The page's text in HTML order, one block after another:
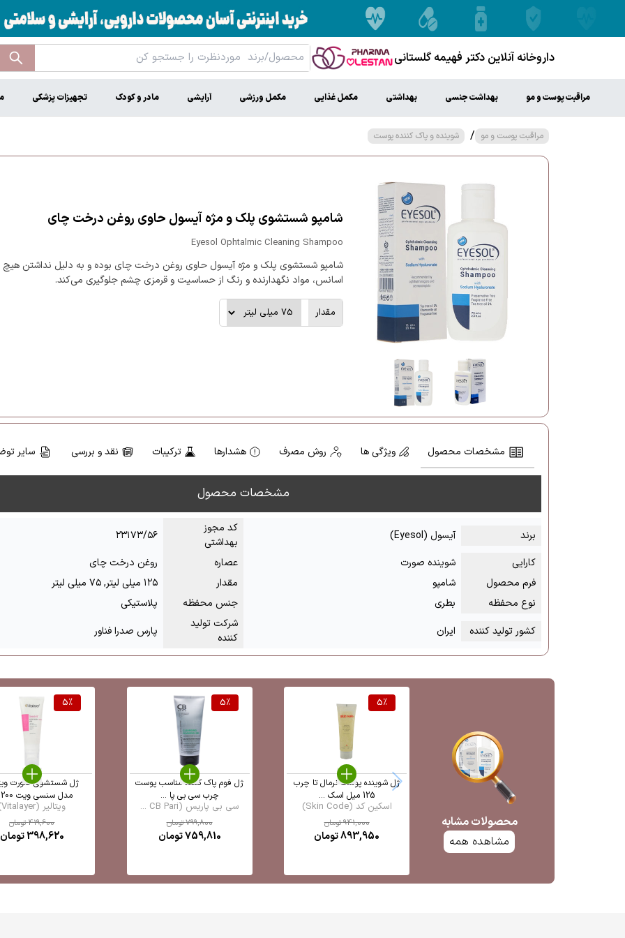
داروخانه آنلاین دکتر فهیمه گلستانی
مراقبت پوست و مو بهداشت جنسی بهداشتی مکمل غذایی مکمل ورزشی آرایشی مادر و کودک تجهیزات پزشکی
مراقبت پوست و مو / شوینده و پاک کننده پوست
شامپو شستشوی پلک و مژه آیسول حاوی روغن درخت چای
Eyesol Ophtalmic Cleaning Shampoo
شامپو شستشوی پلک و مژه آیسول حاوی روغن درخت چای بوده و به دلیل نداشتن هیچ‌
اسانس، مواد نگهدارنده و رنگ از حساسیت و قرمزی چشم جلوگیری می‌کند.
مقدار
مشخصات محصول ویژگی ها روش مصرف هشدارها ترکیبات نقد و بررسی سایر
مشخصات محصول
برند آیسول (Eyesol)
کد مجوز
بهداشتی
۲۳۱۷۳/۵۶
کارایی
شوینده صورت عصاره
روغن درخت چای
فرم محصول
شامپو مقدار
۱۲۵ میلی لیتر, ۷۵ میلی لیتر
نوع محفظه
بطری جنس محفظه
پلاستیکی
کشور تولید کننده
ایران
شرکت تولید
کننده
پارس صدرا فناور
محصولات مشابه
مشاهده همه
5%
ژل شوینده پوست نرمال تا چرب
125 میل اسک ...
اسکین کد (Skin Code)
941,000تومان
893,950تومان
5%
ژل فوم پاک کننده مناسب پوست
چرب سی بی پا ...
سی بی پاریس (CB Pari ...
799,800تومان
759,810تومان
5%
ژل شستشوی صورت
مدل سنسی ویت 200 ...
ویتالیر (Vitalayer)
419,600تومان
398,620تومان